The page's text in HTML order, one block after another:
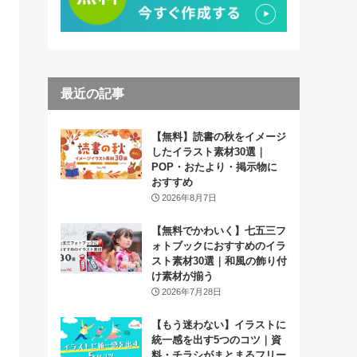
最近の記事
【無料】読書の秋をイメージ
したイラスト素材30選｜
POP・おたより・掲示物に
おすすめ
2026年8月7日
【無料でかわいく】七五三フ
ォトブックにおすすめのイラ
スト素材30選｜和風の飾り付
け素材が揃う
2026年7月28日
【もう迷わない】イラストに
統一感を出す5つのコツ｜資